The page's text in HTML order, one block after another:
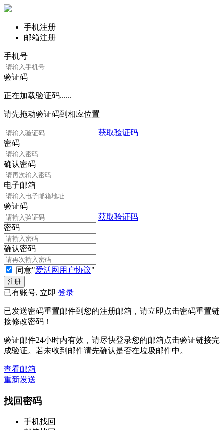
手机注册
邮箱注册
手机号
验证码
正在加载验证码......
请先拖动验证码到相应位置
获取验证码
密码
确认密码
电子邮箱
验证码
获取验证码
密码
确认密码
同意"爱活网用户协议"
已有账号, 立即 登录
已发送密码重置邮件到您的注册邮箱，请立即点击密码重置链
接修改密码！
验证邮件24小时内有效，请尽快登录您的邮箱点击验证链接完
成验证。若未收到邮件请先确认是否在垃圾邮件中。
查看邮箱
重新发送
找回密码
手机找回